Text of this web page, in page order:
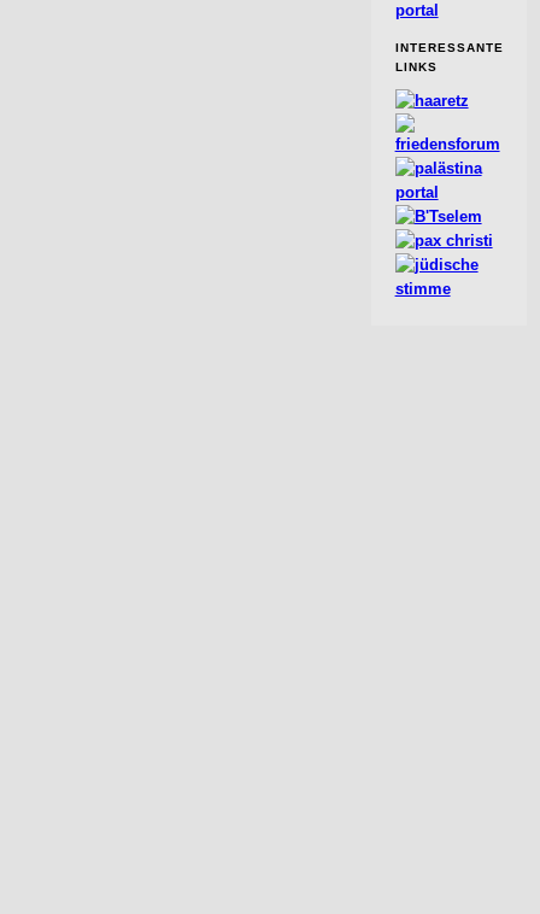
INTERESSANTE
LINKS